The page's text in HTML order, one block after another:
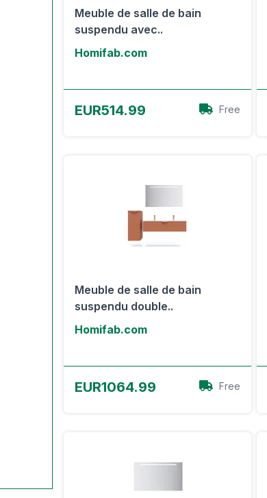
Meuble de salle de bain
suspendu avec..
Homifab.com
EUR514.99 Free
Meuble de salle de bain
suspendu double..
Homifab.com
EUR1064.99 Free